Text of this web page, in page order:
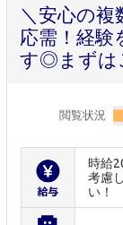
＼安心の
応需！経験
す◎まずは
閲覧状況
時給
考慮
い！